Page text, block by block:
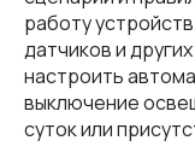
работу
датчиков и
настроить
выключение
суток или